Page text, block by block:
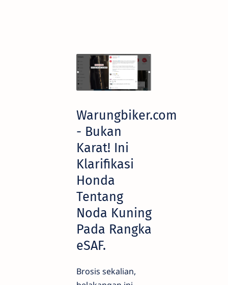
Warungbiker.com
- Bukan
Karat! Ini
Klarifikasi
Honda
Tentang
Noda Kuning
Pada Rangka
eSAF.
Brosis sekalian,